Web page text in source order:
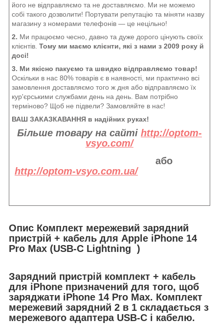
його не відправляємо та не доставляємо. Ми не можемо
собі такого дозволити! Портувати репутацію та міняти назву
магазину з номерами телефонів — це нецільно!
2. Ми працюємо чесно, давно та дуже дорого цінують своїх
клієнтів. Тому ми маємо клієнти, які з нами з 2009 року й
досі!
3. Ми якісно пакуємо та швидко відправляємо товар!
Оскільки в нас 80% товарів є в наявності, ми практично всі
замовлення доставляємо того ж дня або відправляємо їх
кур'єрськими службами день на день. Вам потрібно
терміново? Щоб не підвели? Замовляйте в нас!
ВАШ ЗАКАЗКАВАННЯ в надійних руках!
Більше товару на сайті http://optom-
vsyo.com/
або
http://optom-vsyo.com.ua/
Опис Комплект мережевий зарядний
пристрій + кабель для Apple iPhone 14
Pro Max (USB-C Lightning )
Зарядний пристрій комплект + кабель
для iPhone призначений для того, щоб
заряджати iPhone 14 Pro Max. Комплект
мережевий зарядний 2 в 1 складається з
мережевого адаптера USB-C і кабелю.